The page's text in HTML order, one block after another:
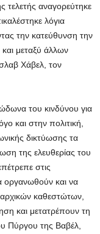
αναγορεύτηκε
λόγια
την κατεύθυνση την
μεταξύ άλλων
Χάβελ, τον
του κινδύνου για
και στην πολιτική,
δικτύωσης τα
της ελευθερίας του
στις
οργανωθούν και να
καθεστώτων,
και μετατρέπουν τη
Πύργου της Βαβέλ,